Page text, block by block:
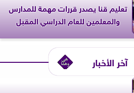
تعليم قنا يصدر قررات مهمة للمدارس
والمعلمين للعام الدراسي المقبل
آخر الأخبار